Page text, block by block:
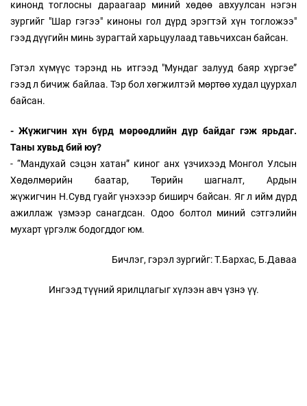
кинонд тоглосны дараагаар миний хөдөө авхуулсан нэгэн
зургийг "Шар гэгээ" киноны гол дүрд эрэгтэй хүн тогложээ"
гээд дүүгийн минь зурагтай харьцуулаад тавьчихсан байсан.
Гэтэл хүмүүс тэрэнд нь итгээд "Мундаг залууд баяр хүргэе”
гээд л бичиж байлаа. Тэр бол хөгжилтэй мөртөө худал цуурхал
байсан.
- Жүжигчин хүн бүрд мөрөөдлийн дүр байдаг гэж ярьдаг.
Таны хувьд бий юу?
- “Мандухай сэцэн хатан” киног анх үзчихээд Монгол Улсын
Хөдөлмөрийн баатар, Төрийн шагналт, Ардын
жүжигчин Н.Сувд гуайг үнэхээр биширч байсан. Яг л ийм дүрд
ажиллаж үзмээр санагдсан. Одоо болтол миний сэтгэлийн
мухарт үргэлж бодогддог юм.
Бичлэг, гэрэл зургийг:Т.Бархас, Б.Даваа
Ингээд түүний ярилцлагыг хүлээн авч үзнэ үү.